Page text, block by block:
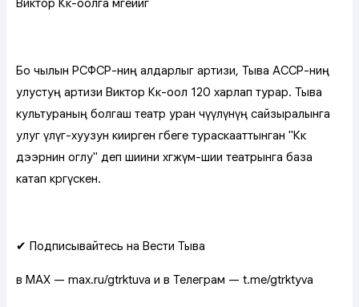
Виктор Көк-оолга мөгейиг
Бо чылын РСФСР-ниң алдарлыг артизи, Тыва АССР-ниң
улустуң артизи Виктор Көк-оол 120 харлап турар. Тыва
культураның болгаш театр уран чүүлүнүң сайзыралынга
улуг үлүг-хуузун киирген өгбеге тураскааттынган "Көк
дээрнин оглу" деп шиини хөгжүм-шии театрынга база
катап көргүскен.
✔ Подписывайтесь на Вести Тыва
в MAX — max.ru/gtrktuva и в Телеграм — t.me/gtrktyva